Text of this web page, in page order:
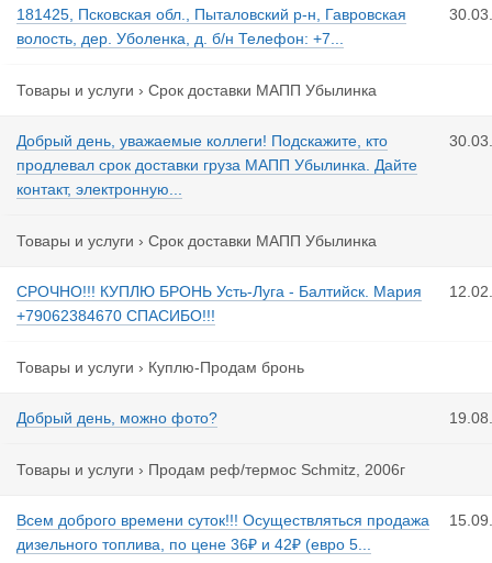
181425, Псковская обл., Пыталовский р-н, Гавровская
волость, дер. Уболенка, д. б/н Телефон: +7...
Товары и услуги › Срок доставки МАПП Убылинка
Добрый день, уважаемые коллеги! Подскажите, кто
продлевал срок доставки груза МАПП Убылинка. Дайте
контакт, электронную...
Товары и услуги › Срок доставки МАПП Убылинка
СРОЧНО!!! КУПЛЮ БРОНЬ Усть-Луга - Балтийск. Мария
+79062384670 СПАСИБО!!!
Товары и услуги › Куплю-Продам бронь
Добрый день, можно фото?
Товары и услуги › Продам реф/термос Schmitz, 2006г
Всем доброго времени суток!!! Осуществляться продажа
дизельного топлива, по цене 36₽ и 42₽ (евро 5...